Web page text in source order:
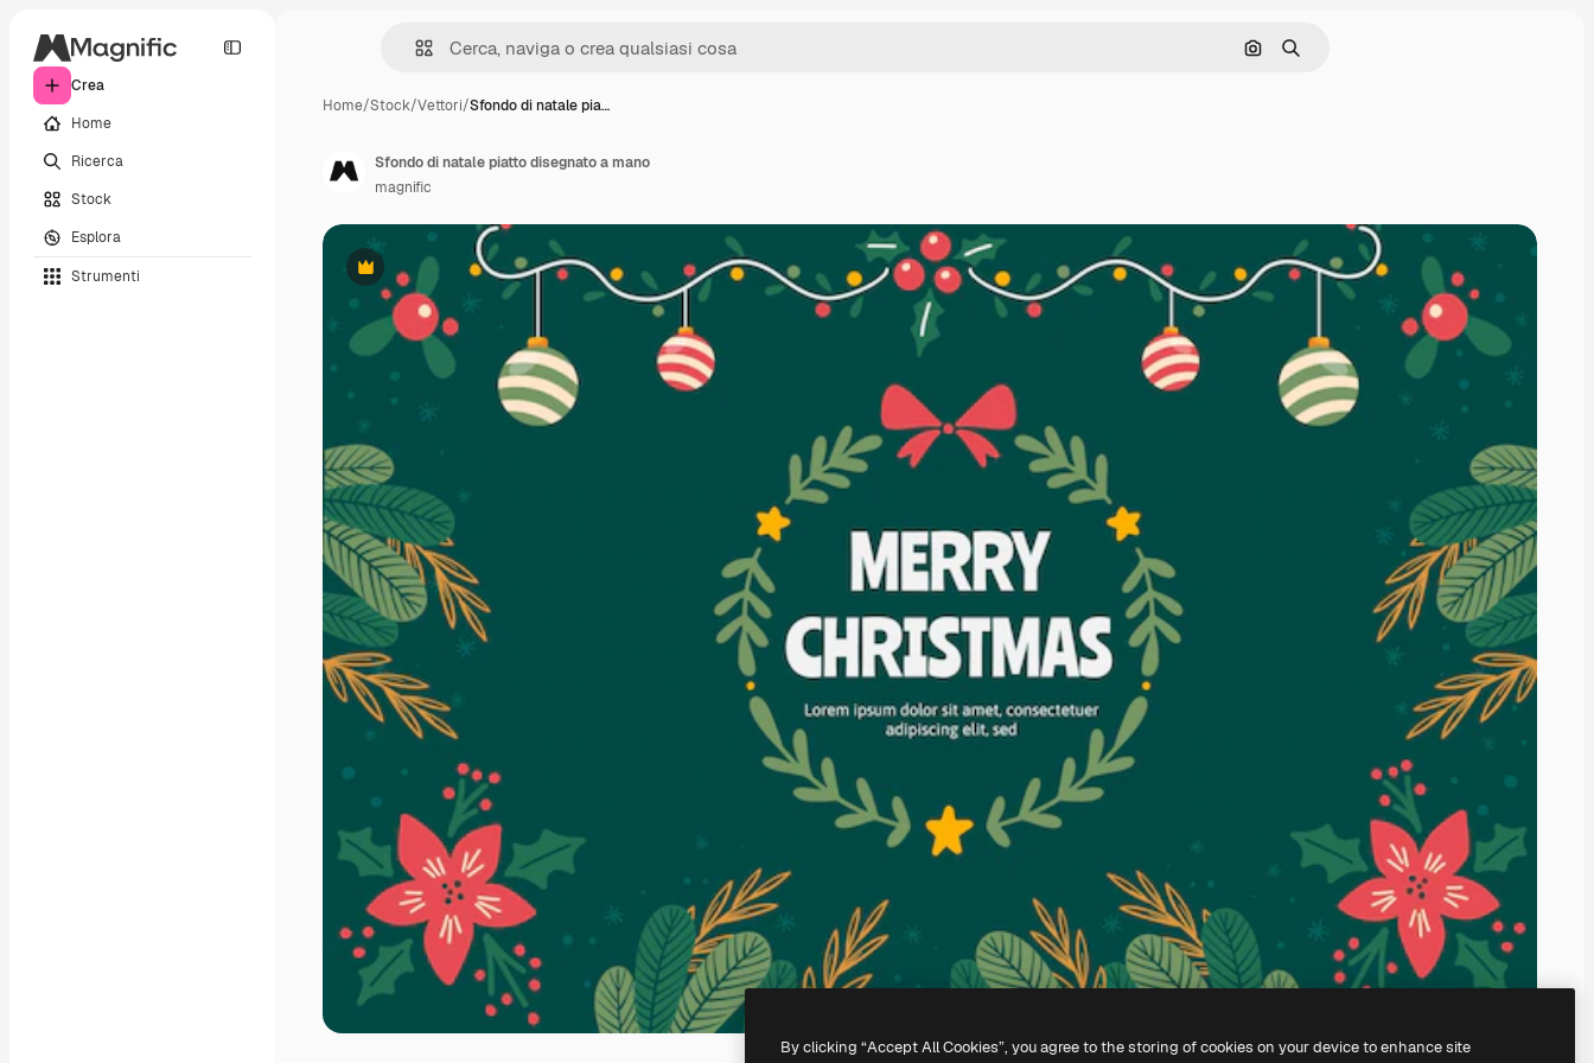
Crea
Home
Ricerca
Stock
Esplora
Strumenti
Cerca per immagine
Ricerca
Home/Stock/Vettori/Sfondo di natale pia…
Premium
Sfondo di natale piatto disegnato a mano
magnific
By clicking “Accept All Cookies”, you agree to the storing of cookies on your device to enhance site